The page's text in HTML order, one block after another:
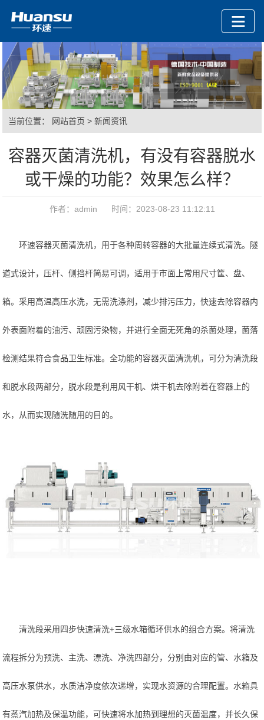
当前位置： 网站首页 >新闻资讯
容器灭菌清洗机，有没有容器脱水
或干燥的功能？效果怎么样？
作者：admin 时间：2023-08-23 11:12:11
环速容器灭菌清洗机，用于各种周转容器的大批量连续式清洗。隧
道式设计，压杆、侧挡杆简易可调，适用于市面上常用尺寸筐、盘、
箱。采用高温高压水洗，无需洗涤剂，减少排污压力，快速去除容器内
外表面附着的油污、顽固污染物，并进行全面无死角的杀菌处理，菌落
检测结果符合食品卫生标准。全功能的容器灭菌清洗机，可分为清洗段
和脱水段两部分，脱水段是利用风干机、烘干机去除附着在容器上的
水，从而实现随洗随用的目的。
清洗段采用四步快速清洗+三级水箱循环供水的组合方案。将清洗
流程拆分为预洗、主洗、漂洗、净洗四部分，分别由对应的管、水箱及
高压水泵供水，水质洁净度依次递增，实现水资源的合理配置。水箱具
有蒸汽加热及保温功能，可快速将水加热到理想的灭菌温度，并长久保